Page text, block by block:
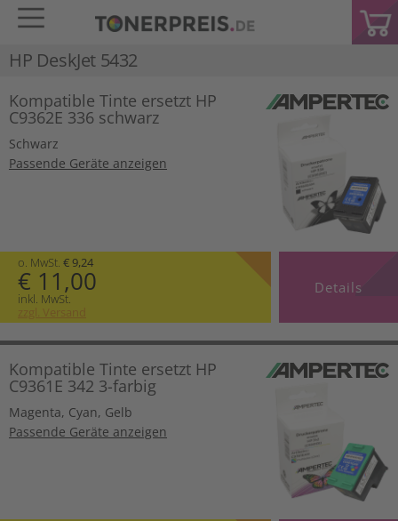
HP DeskJet 5432
Kompatible Tinte ersetzt HP
C9362E 336 schwarz
Schwarz
Passende Geräte anzeigen
o. MwSt. € 9,24
€ 11,00
inkl. MwSt.
zzgl. Versand
Details
Kompatible Tinte ersetzt HP
C9361E 342 3-farbig
Magenta, Cyan, Gelb
Passende Geräte anzeigen